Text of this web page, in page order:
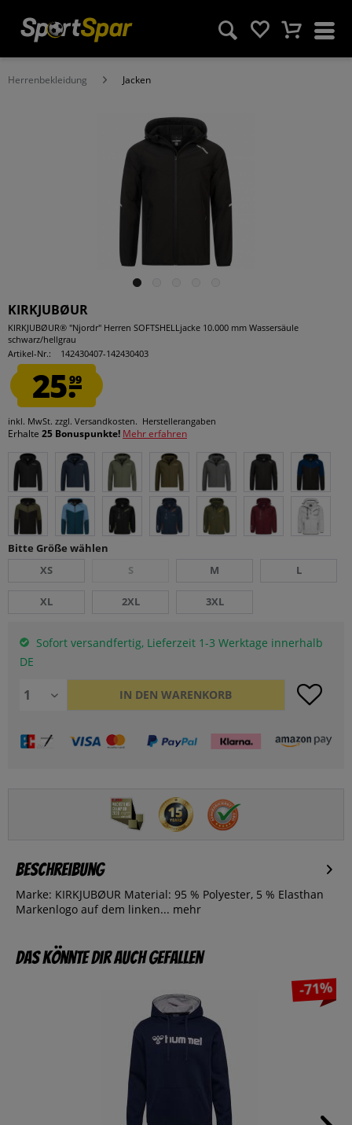
Herrenbekleidung Jacken
KIRKJUBØUR
KIRKJUBØUR® "Njordr" Herren SOFTSHELLjacke 10.000 mm Wassersäule
schwarz/hellgrau
Artikel-Nr.:
142430407-142430403
25.99
inkl. MwSt. zzgl. Versandkosten. Herstellerangaben
Erhalte 25 Bonuspunkte! Mehr erfahren
Bitte Größe wählen
XS
S M L
XL 2XL 3XL
Sofort versandfertig, Lieferzeit 1-3 Werktage innerhalb
DE
IN DEN WARENKORB
Beschreibung
Marke: KIRKJUBØUR Material: 95 % Polyester, 5 % Elasthan
Markenlogo auf dem linken... mehr
Das könnte dir auch gefallen
-71%